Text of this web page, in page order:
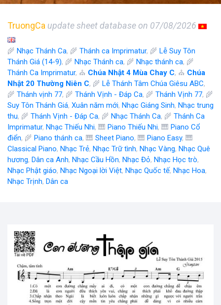
TruongCa update sheet database on 07/08/2026
🌾 Nhạc Thánh Ca, 🌾 Thánh ca Imprimatur, 🌾 Lễ Suy Tôn
Thánh Giá (14-9), 🌾 Nhạc Thánh ca, 🌾 Nhạc thánh ca, 🌾
Thánh Ca Imprimatur, ⛪ Chúa Nhật 4 Mùa Chay C, ⛪ Chúa
Nhật 20 Thường Niên C, 🌾 Lễ Thánh Tâm Chúa Giêsu ABC,
🌾 Thánh vịnh 77, 🌾 Thánh Vịnh - Đáp Ca, 🌾 Thánh Vịnh 77, 🌾
Suy Tôn Thánh Giá, Xuân năm mới, Nhạc Giáng Sinh, Nhạc trung
thu, 🌾 Thánh Vịnh - Đáp Ca, 🌾 Nhạc Thánh Ca, 🌾 Thánh Ca
Imprimatur, Nhạc Thiếu Nhi, 🎹 Piano Thiếu Nhi, 🎹 Piano Cổ
điển, 🌾 Piano thánh ca, 🎹 Sheet Piano, 🎹 Piano Easy, 🎹
Classical Piano, Nhạc Trẻ, Nhạc Trữ tình, Nhạc Vàng, Nhạc Quê
hương, Dân ca Anh, Nhạc Cầu Hồn, Nhạc Đỏ, Nhạc Học trò,
Nhạc Phật giáo, Nhạc Ngoại lời Việt, Nhạc Quốc tế, Nhạc Hoa,
Nhạc Trịnh, Dân ca